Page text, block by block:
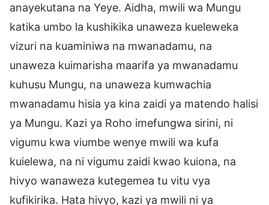
anayekutana na Yeye. Aidha, mwili wa Mungu
katika umbo la kushikika unaweza kueleweka
vizuri na kuaminiwa na mwanadamu, na
unaweza kuimarisha maarifa ya mwanadamu
kuhusu Mungu, na unaweza kumwachia
mwanadamu hisia ya kina zaidi ya matendo halisi
ya Mungu. Kazi ya Roho imefungwa sirini, ni
vigumu kwa viumbe wenye mwili wa kufa
kuielewa, na ni vigumu zaidi kwao kuiona, na
hivyo wanaweza kutegemea tu vitu vya
kufikirika. Hata hivyo, kazi ya mwili ni ya